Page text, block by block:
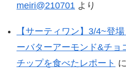
meiri@210701 より
【サーティワン】3/4~登
ーバターアーモンド&チョ
チップを食べたレポート に